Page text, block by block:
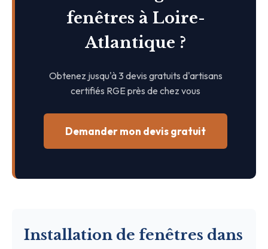
fenêtres à Loire-
Atlantique ?
Obtenez jusqu'à 3 devis gratuits d'artisans
certifiés RGE près de chez vous
Demander mon devis gratuit
Installation de fenêtres dans